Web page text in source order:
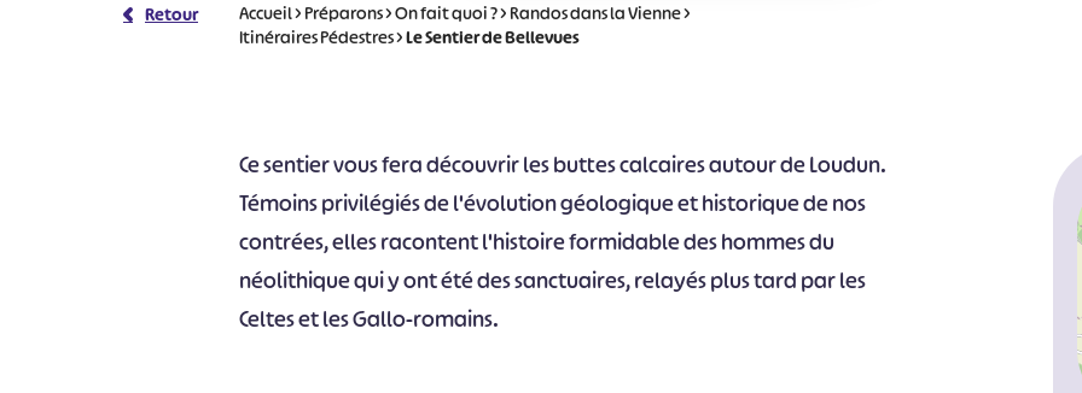
Retour Accueil>Préparons>On fait quoi ?>Randos dans la Vienne>
Itinéraires Pédestres>Le Sentier de Bellevues
Ce sentier vous fera découvrir les buttes calcaires autour de Loudun.
Témoins privilégiés de l'évolution géologique et historique de nos
contrées, elles racontent l'histoire formidable des hommes du
néolithique qui y ont été des sanctuaires, relayés plus tard par les
Celtes et les Gallo-romains.